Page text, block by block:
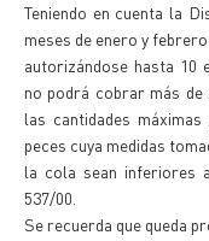
Teniendo en cuenta la
meses de enero y
autorizándose hasta 10
no podrá cobrar más de
las cantidades
peces cuya medidas
la cola sean inferiores
537/00.
Se recuerda que queda